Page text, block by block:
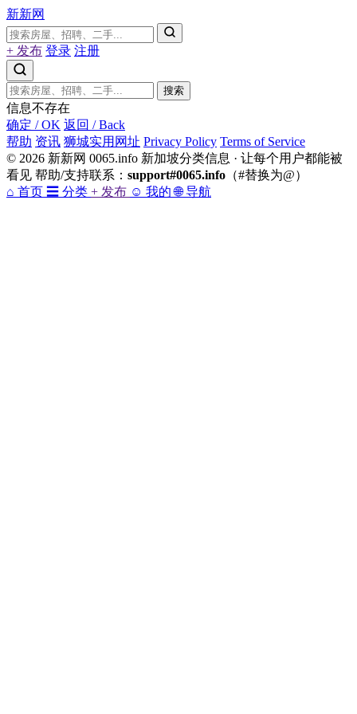
新新网
+ 发布 登录 注册
搜索
信息不存在
确定 / OK 返回 / Back
帮助 资讯 狮城实用网址 Privacy Policy Terms of Service
© 2026 新新网 0065.info 新加坡分类信息 · 让每个用户都能被
看见 帮助/支持联系： support#0065.info （#替换为@）
⌂ 首页 ☰ 分类 + 发布 ☺ 我的 🌐 导航